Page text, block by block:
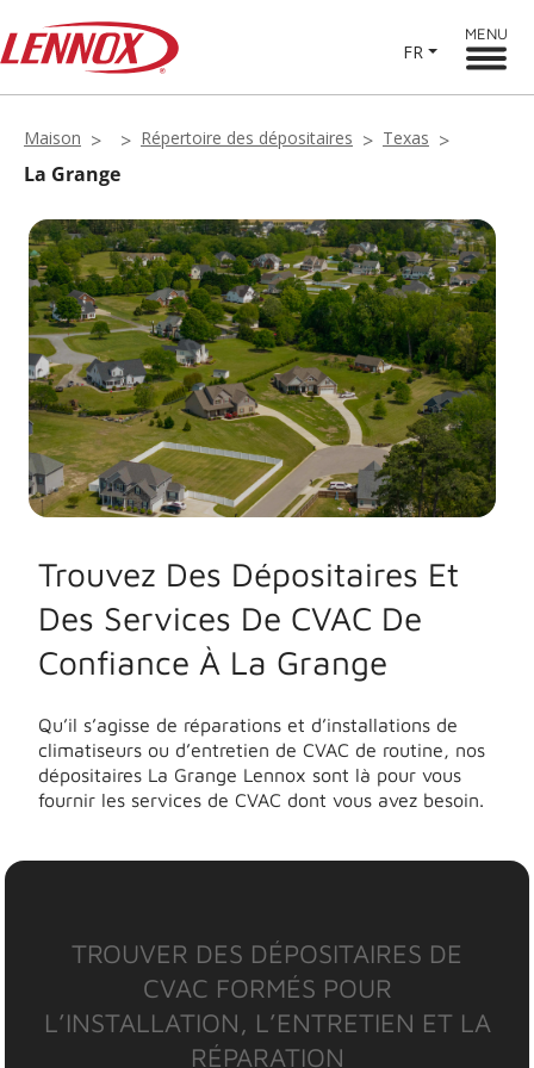
FR
MENU
Maison Répertoire des dépositaires Texas
La Grange
Trouvez Des Dépositaires Et
Des Services De CVAC De
Confiance À La Grange
Qu’il s’agisse de réparations et d’installations de
climatiseurs ou d’entretien de CVAC de routine, nos
dépositaires La Grange Lennox sont là pour vous
fournir les services de CVAC dont vous avez besoin.
TROUVER DES DÉPOSITAIRES DE
CVAC FORMÉS POUR
L’INSTALLATION, L’ENTRETIEN ET LA
RÉPARATION